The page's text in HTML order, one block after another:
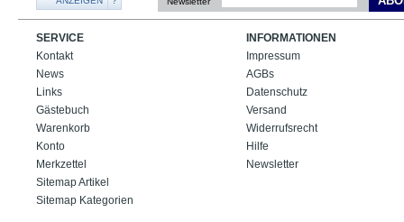
SERVICE
Kontakt
News
Links
Gästebuch
Warenkorb
Konto
Merkzettel
Sitemap Artikel
Sitemap Kategorien
INFORMATIONEN
Impressum
AGBs
Datenschutz
Versand
Widerrufsrecht
Hilfe
Newsletter